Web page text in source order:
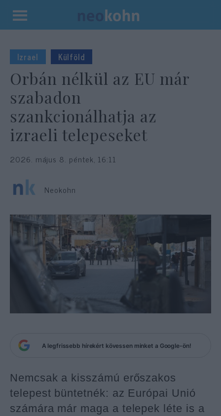
Kilépés
tartalomba
Izrael Külföld
Orbán nélkül az EU már
szabadon
szankcionálhatja az
izraeli telepeseket
2026. május 8. péntek, 16:11
Neokohn
A legfrissebb hírekért kövessen minket a Google-ön!
Nemcsak a kisszámú erőszakos
telepest büntetnék: az Európai Unió
számára már maga a telepek léte is a